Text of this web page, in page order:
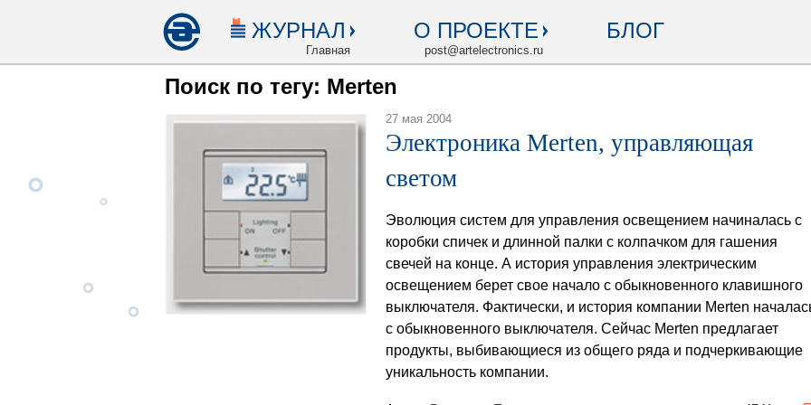
ЖУРНАЛ
Главная
О ПРОЕКТЕ
post@artelectronics.ru
БЛОГ
Поиск по тегу: Merten
27 мая 2004
Электроника Merten, управляющая
светом
Эволюция систем для управления освещением начиналась с
коробки спичек и длинной палки с колпачком для гашения
свечей на конце. А история управления электрическим
освещением берет свое начало с обыкновенного клавишного
выключателя. Фактически, и история компании Merten
с обыкновенного выключателя. Сейчас Merten предлагает
продукты, выбивающиеся из общего ряда и подчеркивающие
уникальность компании.